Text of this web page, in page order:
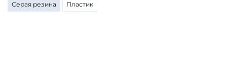
Серая резина Пластик